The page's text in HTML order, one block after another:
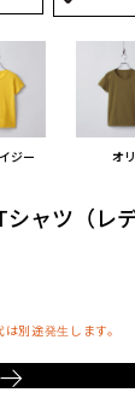
ジー オ
ャツ（レデ
別途発生します。